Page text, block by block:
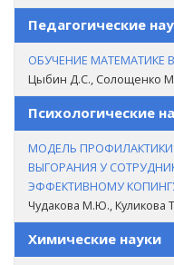
Педагогические
ОБУЧЕНИЕ МАТЕМАТИКЕ
Цыбин Д.С., Солощенко
Психологические
МОДЕЛЬ
ВЫГОРАНИЯ У
ЭФФЕКТИВНОМУ
Чудакова М.Ю., Куликова
Химические науки